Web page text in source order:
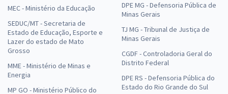
MEC - Ministério da Educação
SEDUC/MT - Secretaria de
Estado de Educação, Esporte e
Lazer do estado de Mato
Grosso
MME - Ministério de Minas e
Energia
MP GO - Ministério Público do
DPE MG - Defensoria Pública de
Minas Gerais
TJ MG - Tribunal de Justiça de
Minas Gerais
CGDF - Controladoria Geral do
Distrito Federal
DPE RS - Defensoria Pública do
Estado do Rio Grande do Sul